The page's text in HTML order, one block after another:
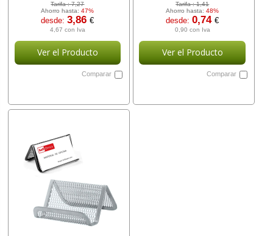
Tarifa :7,27
Ahorro hasta:47%
desde:3,86€
4,67 con Iva
Ver el Producto
Comparar
Tarifa :1,41
Ahorro hasta:48%
desde:0,74€
0,90 con Iva
Ver el Producto
Comparar